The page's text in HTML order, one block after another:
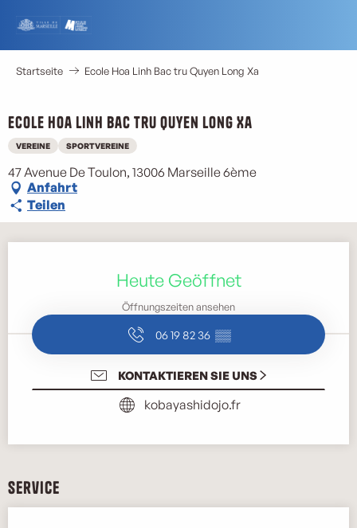
contenu
principal
Startseite Ecole Hoa Linh Bac tru Quyen Long Xa
Ecole Hoa Linh Bac tru Quyen Long Xa
VEREINE SPORTVEREINE
47 Avenue De Toulon, 13006 Marseille 6ème
Anfahrt
Teilen
Heute Geöffnet
Öffnungszeiten ansehen
06 19 82 36 ▒▒
KONTAKTIEREN SIE UNS
kobayashidojo.fr
Service